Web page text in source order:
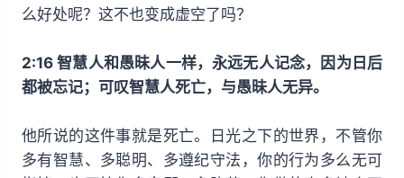
么好处呢？这不也变成虚空了吗？
2:16 智慧人和愚昧人一样，永远无人记念，因为日后
都被忘记；可叹智慧人死亡，与愚昧人无异。
他所说的这件事就是死亡。日光之下的世界，不管你
多有智慧、多聪明、多遵纪守法，你的行为多么无可